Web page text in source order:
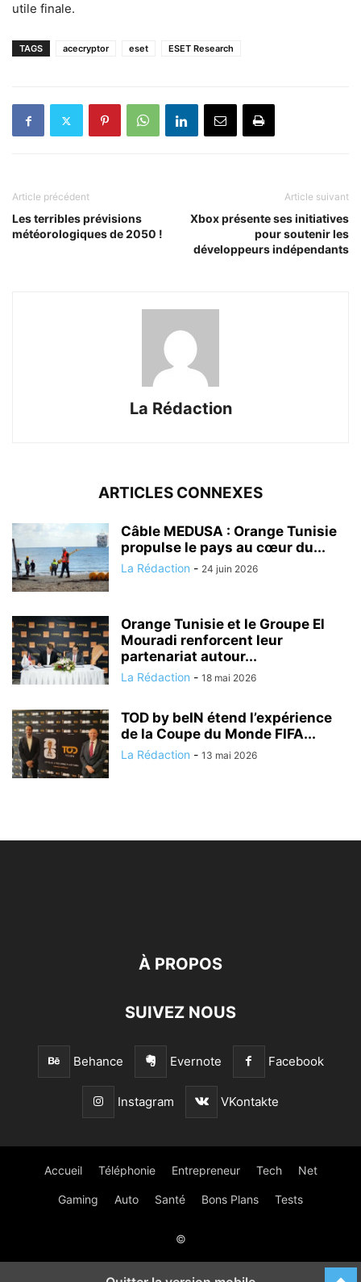
utile finale.
TAGS acecryptor eset ESET Research
Article précédent
Les terribles prévisions
météorologiques de 2050 !
Article suivant
Xbox présente ses initiatives
pour soutenir les
développeurs indépendants
La Rédaction
ARTICLES CONNEXES
Câble MEDUSA : Orange Tunisie
propulse le pays au cœur du...
La Rédaction - 24 juin 2026
Orange Tunisie et le Groupe El
Mouradi renforcent leur
partenariat autour...
La Rédaction - 18 mai 2026
TOD by beIN étend l’expérience
de la Coupe du Monde FIFA...
La Rédaction - 13 mai 2026
À PROPOS
SUIVEZ NOUS
Behance Evernote Facebook
Instagram VKontakte
Accueil Téléphonie Entrepreneur Tech Net
Gaming Auto Santé Bons Plans Tests
©